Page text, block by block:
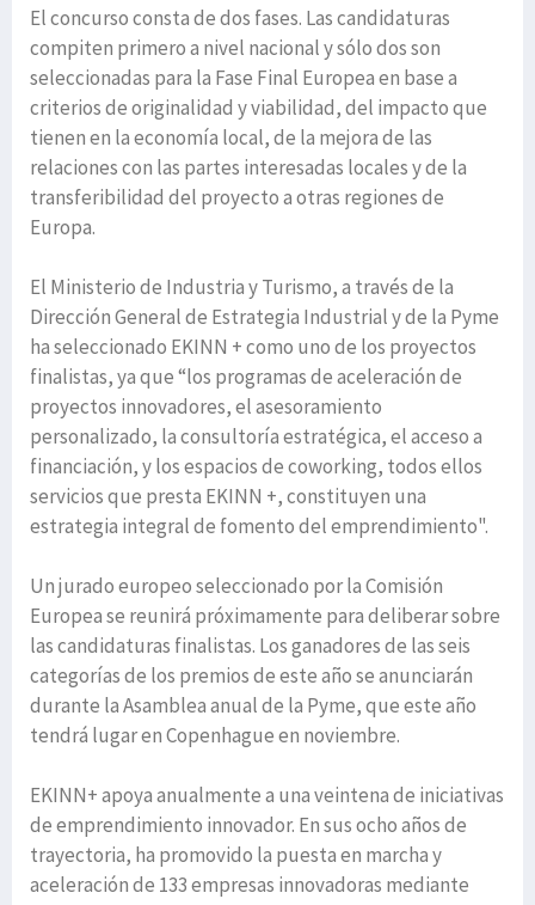
El concurso consta de dos fases. Las candidaturas
compiten primero a nivel nacional y sólo dos son
seleccionadas para la Fase Final Europea en base a
criterios de originalidad y viabilidad, del impacto que
tienen en la economía local, de la mejora de las
relaciones con las partes interesadas locales y de la
transferibilidad del proyecto a otras regiones de
Europa.
El Ministerio de Industria y Turismo, a través de la
Dirección General de Estrategia Industrial y de la Pyme
ha seleccionado EKINN + como uno de los proyectos
finalistas, ya que “los programas de aceleración de
proyectos innovadores, el asesoramiento
personalizado, la consultoría estratégica, el acceso a
financiación, y los espacios de coworking, todos ellos
servicios que presta EKINN +, constituyen una
estrategia integral de fomento del emprendimiento".
Un jurado europeo seleccionado por la Comisión
Europea se reunirá próximamente para deliberar sobre
las candidaturas finalistas. Los ganadores de las seis
categorías de los premios de este año se anunciarán
durante la Asamblea anual de la Pyme, que este año
tendrá lugar en Copenhague en noviembre.
EKINN+ apoya anualmente a una veintena de iniciativas
de emprendimiento innovador. En sus ocho años de
trayectoria, ha promovido la puesta en marcha y
aceleración de 133 empresas innovadoras mediante